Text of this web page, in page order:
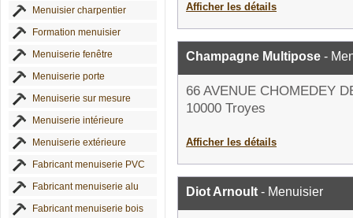
Menuisier charpentier
Formation menuisier
Menuiserie fenêtre
Menuiserie porte
Menuiserie sur mesure
Menuiserie intérieure
Menuiserie extérieure
Fabricant menuiserie PVC
Fabricant menuiserie alu
Fabricant menuiserie bois
Afficher les détails
Champagne Multipose -
66 AVENUE CHOMEDEY
10000 Troyes
Afficher les détails
Diot Arnoult - Menuisier